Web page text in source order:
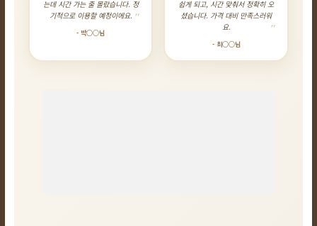
는데 시간 가는 줄 몰랐습니다. 정
기적으로 이용할 예정이에요.
- 박○○님
쉽게 되고, 시간 맞춰서 정확히 오
셨습니다. 가격 대비 만족스러워
요.
- 최○○님